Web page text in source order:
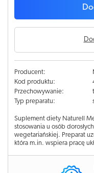
Producent:
Kod produktu:
Przechowywanie:
Typ preparatu:
Suplement diety Naturell
stosowania u osób
wegetariańskiej. Preparat
która m.in. wspiera pracę